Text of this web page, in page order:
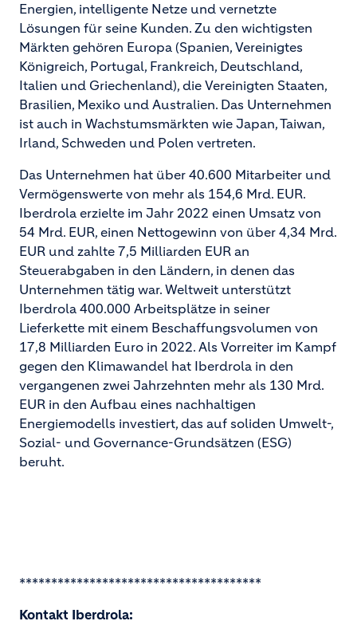
Energien, intelligente Netze und vernetzte
Lösungen für seine Kunden. Zu den wichtigsten
Märkten gehören Europa (Spanien, Vereinigtes
Königreich, Portugal, Frankreich, Deutschland,
Italien und Griechenland), die Vereinigten Staaten,
Brasilien, Mexiko und Australien. Das Unternehmen
ist auch in Wachstumsmärkten wie Japan, Taiwan,
Irland, Schweden und Polen vertreten.
Das Unternehmen hat über 40.600 Mitarbeiter und
Vermögenswerte von mehr als 154,6 Mrd. EUR.
Iberdrola erzielte im Jahr 2022 einen Umsatz von
54 Mrd. EUR, einen Nettogewinn von über 4,34 Mrd.
EUR und zahlte 7,5 Milliarden EUR an
Steuerabgaben in den Ländern, in denen das
Unternehmen tätig war. Weltweit unterstützt
Iberdrola 400.000 Arbeitsplätze in seiner
Lieferkette mit einem Beschaffungsvolumen von
17,8 Milliarden Euro in 2022. Als Vorreiter im Kampf
gegen den Klimawandel hat Iberdrola in den
vergangenen zwei Jahrzehnten mehr als 130 Mrd.
EUR in den Aufbau eines nachhaltigen
Energiemodells investiert, das auf soliden Umwelt-,
Sozial- und Governance-Grundsätzen (ESG)
beruht.
**************************************
Kontakt Iberdrola: